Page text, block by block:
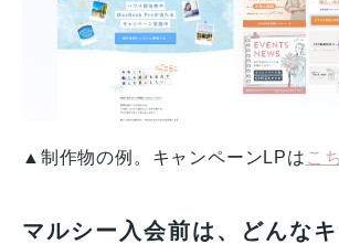
▲制作物の例。キャンペーンLPは こ
マルシー入会前は、どんな